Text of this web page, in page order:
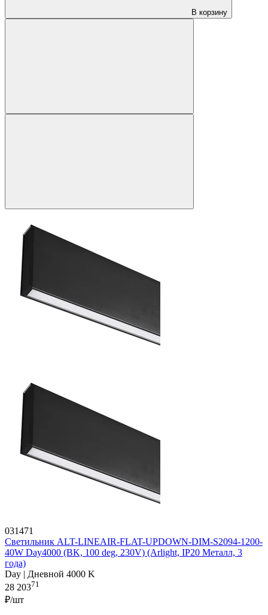
В корзину
031471
Светильник ALT-LINEAIR-FLAT-UPDOWN-DIM-S2094-1200-
40W Day4000 (BK, 100 deg, 230V) (Arlight, IP20 Металл, 3
года)
Day | Дневной 4000 K
28 20371
₽/шт